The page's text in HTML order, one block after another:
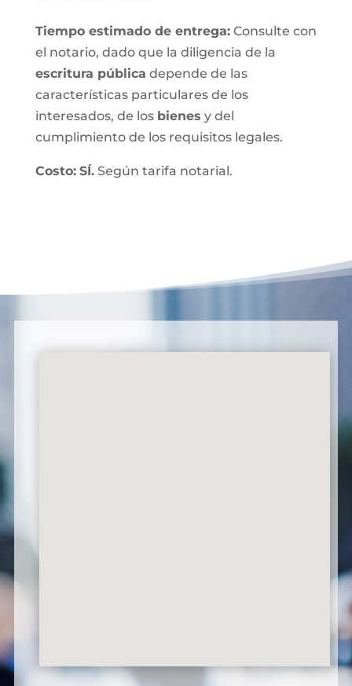
Tiempo estimado de entrega:Consulte con
el notario, dado que la diligencia de la
escritura pública depende de las
características particulares de los
interesados, de los bienes y del
cumplimiento de los requisitos legales.
Costo: SÍ.Según tarifa notarial.